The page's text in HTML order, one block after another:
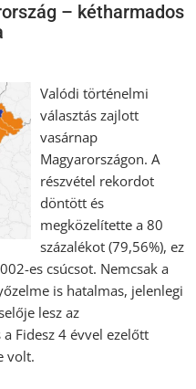
– kétharmados
Valódi történelmi
választás zajlott
vasárnap
Magyarországon. A
részvétel rekordot
döntött és
megközelítette a 80
százalékot (79,56%), ez
es csúcsot. Nemcsak a
is hatalmas, jelenlegi
lesz az
Fidesz 4 évvel ezelőtt
volt.